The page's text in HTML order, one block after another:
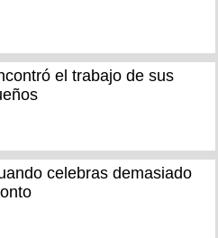
el trabajo de sus
celebras demasiado